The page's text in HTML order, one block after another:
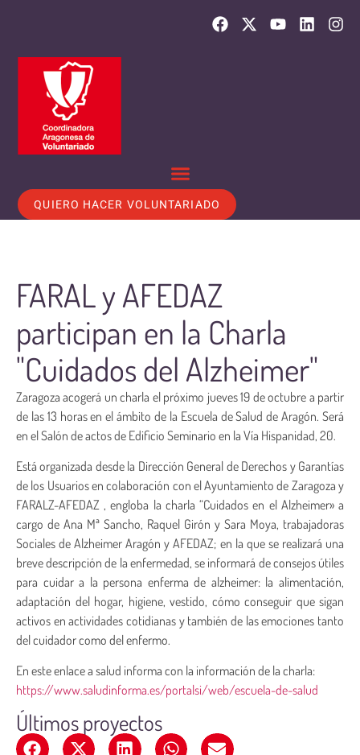
QUIERO HACER VOLUNTARIADO
FARAL y AFEDAZ
participan en la Charla
"Cuidados del Alzheimer"
Zaragoza acogerá un charla el próximo jueves 19 de octubre a partir
de las 13 horas en el ámbito de la Escuela de Salud de Aragón. Será
en el Salón de actos de Edificio Seminario en la Vía Hispanidad, 20.
Está organizada desde la Dirección General de Derechos y Garantías
de los Usuarios en colaboración con el Ayuntamiento de Zaragoza y
FARALZ-AFEDAZ , engloba la charla “Cuidados en el Alzheimer» a
cargo de Ana Mª Sancho, Raquel Girón y Sara Moya, trabajadoras
Sociales de Alzheimer Aragón y AFEDAZ; en la que se realizará una
breve descripción de la enfermedad, se informará de consejos útiles
para cuidar a la persona enferma de alzheimer: la alimentación,
adaptación del hogar, higiene, vestido, cómo conseguir que sigan
activos en actividades cotidianas y también de las emociones tanto
del cuidador como del enfermo.
En este enlace a salud informa con la información de la charla:
https://www.saludinforma.es/portalsi/web/escuela-de-salud
Últimos proyectos